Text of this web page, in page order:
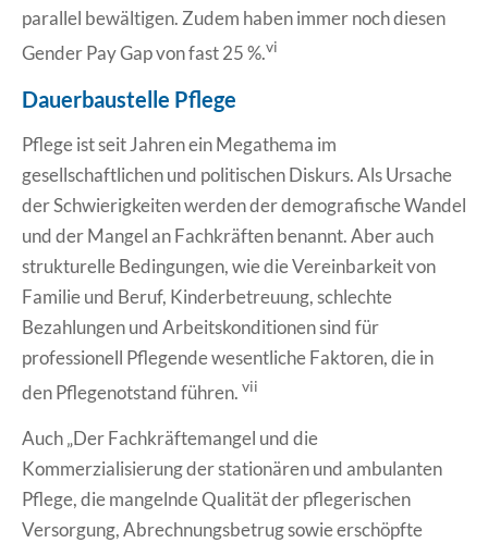
parallel bewältigen. Zudem haben immer noch diesen
Gender Pay Gap von fast 25 %.vi
Dauerbaustelle Pflege
Pflege ist seit Jahren ein Megathema im
gesellschaftlichen und politischen Diskurs. Als Ursache
der Schwierigkeiten werden der demografische Wandel
und der Mangel an Fachkräften benannt. Aber auch
strukturelle Bedingungen, wie die Vereinbarkeit von
Familie und Beruf, Kinderbetreuung, schlechte
Bezahlungen und Arbeitskonditionen sind für
professionell Pflegende wesentliche Faktoren, die in
den Pflegenotstand führen. vii
Auch „Der Fachkräftemangel und die
Kommerzialisierung der stationären und ambulanten
Pflege, die mangelnde Qualität der pflegerischen
Versorgung, Abrechnungsbetrug sowie erschöpfte